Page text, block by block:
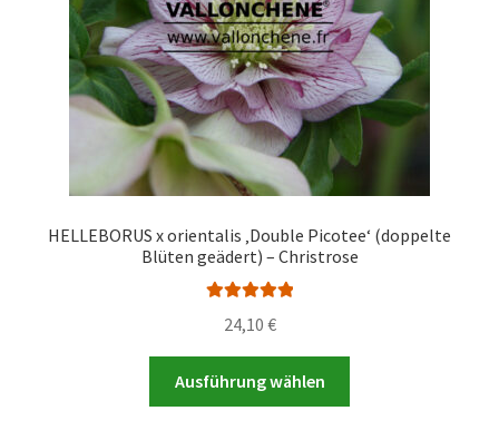
Produktseite
gewählt
werden
HELLEBORUS x orientalis ‚Double Picotee‘ (doppelte
Blüten geädert) – Christrose
5.00von 5
24,10 €
Ausführung wählen